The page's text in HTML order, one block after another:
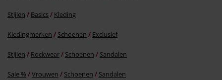
Stijlen Basics Kleding
Kledingmerken Schoenen Exclusief
Stijlen Rockwear Schoenen Sandalen
Sale % Vrouwen Schoenen Sandalen